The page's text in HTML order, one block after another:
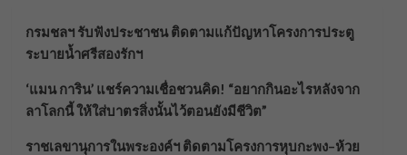
กรมชลฯ รับฟังประชาชน ติดตามแก้ปัญหาโครงการประตู
ระบายน้ำศรีสองรักฯ
‘แมน การิน’ แชร์ความเชื่อชวนคิด! “อยากกินอะไรหลังจาก
ลาโลกนี้ ให้ใส่บาตรสิ่งนั้นไว้ตอนยังมีชีวิต”
ราชเลขานุการในพระองค์ฯ ติดตามโครงการหุบกะพง–ห้วย